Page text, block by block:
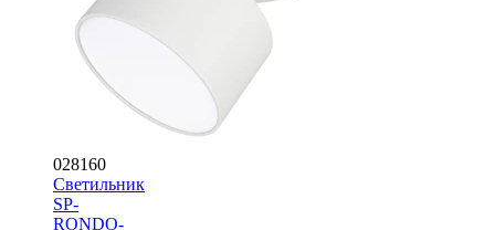
028160
Светильник
SP-
RONDO-